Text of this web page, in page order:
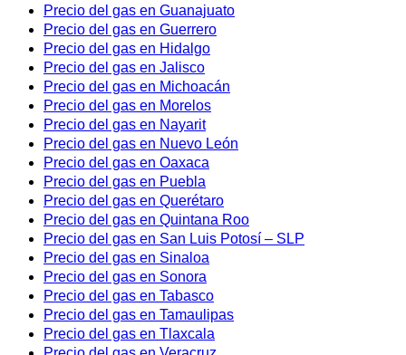
Precio del gas en Guanajuato
Precio del gas en Guerrero
Precio del gas en Hidalgo
Precio del gas en Jalisco
Precio del gas en Michoacán
Precio del gas en Morelos
Precio del gas en Nayarit
Precio del gas en Nuevo León
Precio del gas en Oaxaca
Precio del gas en Puebla
Precio del gas en Querétaro
Precio del gas en Quintana Roo
Precio del gas en San Luis Potosí – SLP
Precio del gas en Sinaloa
Precio del gas en Sonora
Precio del gas en Tabasco
Precio del gas en Tamaulipas
Precio del gas en Tlaxcala